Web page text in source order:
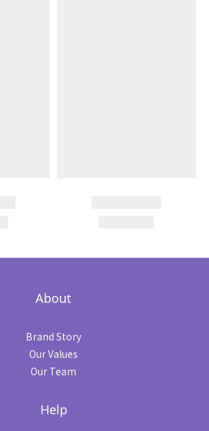
About
Brand Story
Our Values
Our Team
Help